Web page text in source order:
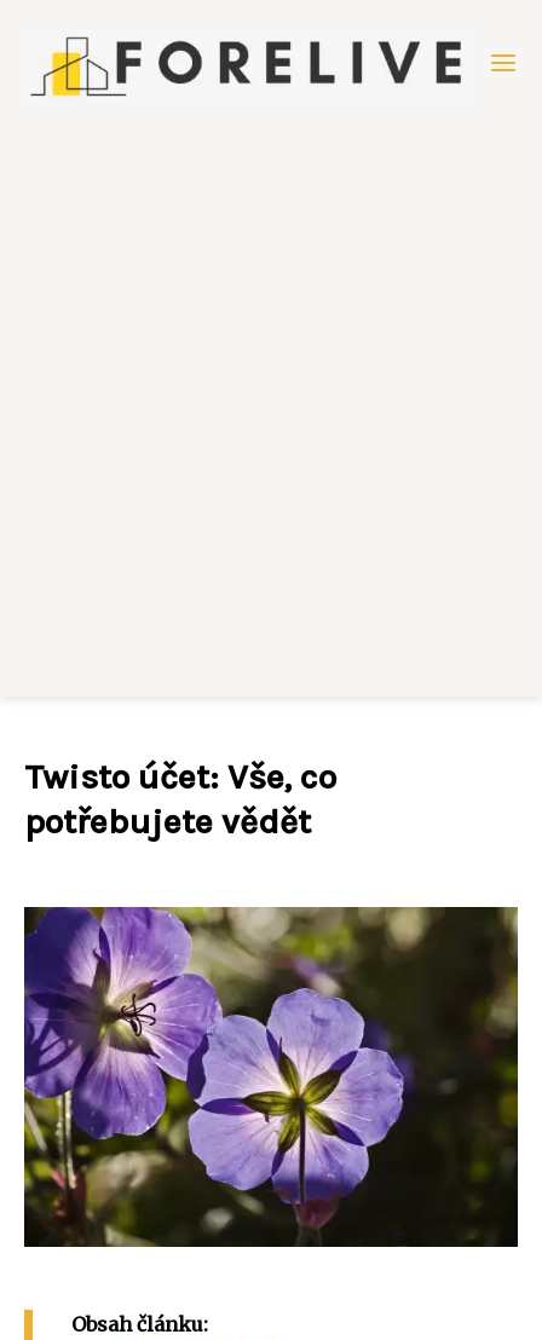
Twisto účet: Vše, co
potřebujete vědět
Obsah článku: